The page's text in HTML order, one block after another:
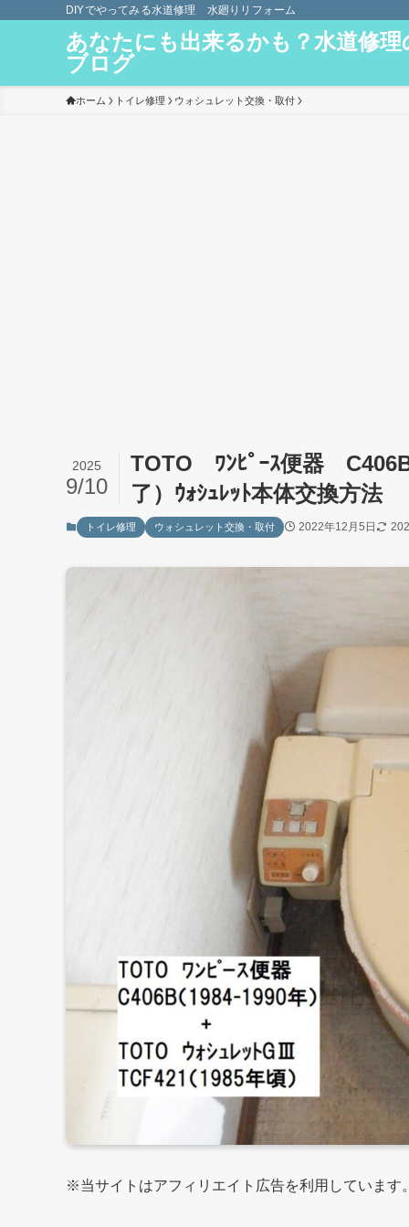
DIYでやってみる水道修理 水廻りリフォーム
あなたにも出来るかも？水道修理
ブログ
ホーム トイレ修理 ウォシュレット交換・取付
TOTO ﾜﾝﾋﾟｰｽ便器
了）ｳｫｼｭﾚｯﾄ本体交換方法
2025
9/10
トイレ修理 ウォシュレット交換・取付 2022年12月5日
※当サイトはアフィリエイト広告を利用しています